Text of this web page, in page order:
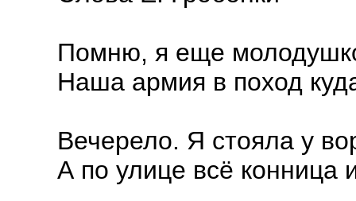
Помню, я еще
Наша армия в поход
Вечерело. Я стояла у
А по улице всё конница